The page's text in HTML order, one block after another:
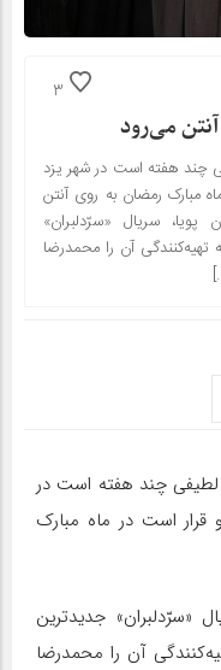
3
چند هفته است در شهر یزد
مبارک رمضان به روی آنتن
پویا، سریال «سرّدلبران»
آن را محمدرضا
چند هفته است در
است در ماه مبارک
«سرّدلبران» جدیدترین
آن را محمدرضا